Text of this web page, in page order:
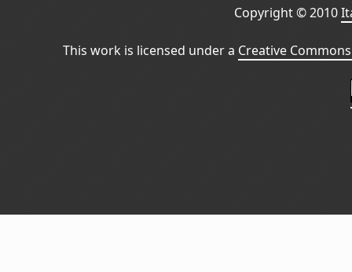
Copyright © 2010
This work is licensed under a Creative